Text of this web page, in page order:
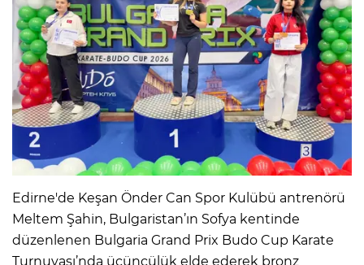
Edirne'de Keşan Önder Can Spor Kulübü antrenörü
Meltem Şahin, Bulgaristan’ın Sofya kentinde
düzenlenen Bulgaria Grand Prix Budo Cup Karate
Turnuvası’nda üçüncülük elde ederek bronz